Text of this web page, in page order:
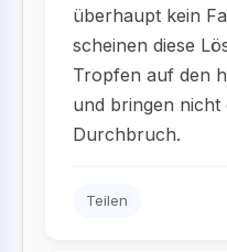
überhaupt kein
scheinen diese
Tropfen auf den
und bringen nicht
Durchbruch.
Teilen